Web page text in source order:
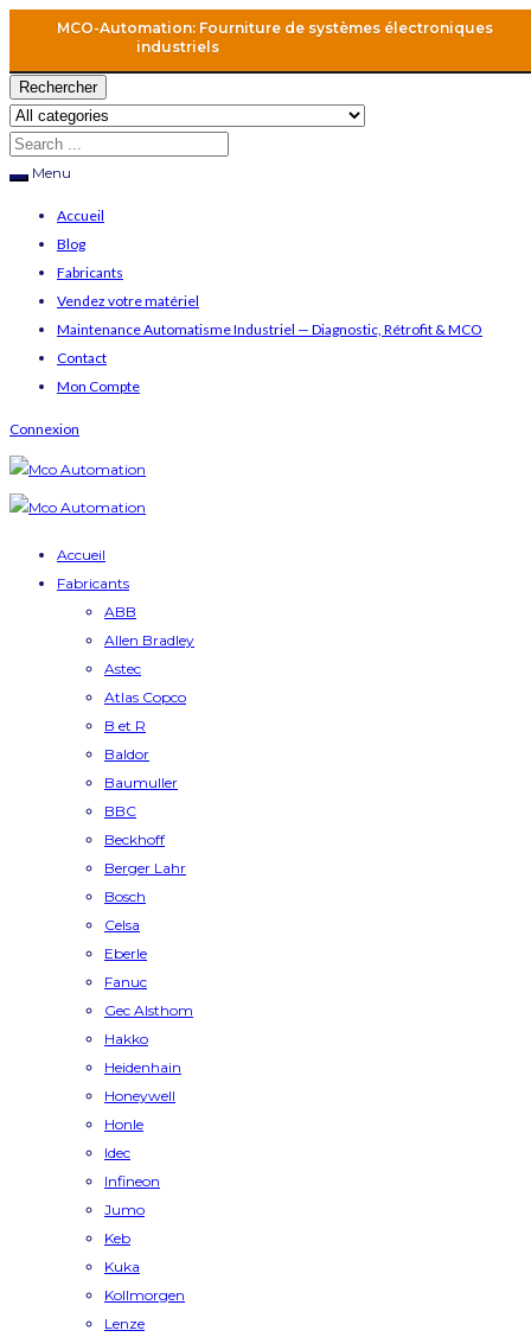
MCO-Automation: Fourniture de systèmes électroniques
industriels
Rechercher
Menu
Accueil
Blog
Fabricants
Vendez votre matériel
Maintenance Automatisme Industriel — Diagnostic, Rétrofit & MCO
Contact
Mon Compte
Connexion
Accueil
Fabricants
ABB
Allen Bradley
Astec
Atlas Copco
B et R
Baldor
Baumuller
BBC
Beckhoff
Berger Lahr
Bosch
Celsa
Eberle
Fanuc
Gec Alsthom
Hakko
Heidenhain
Honeywell
Honle
Idec
Infineon
Jumo
Keb
Kuka
Kollmorgen
Lenze